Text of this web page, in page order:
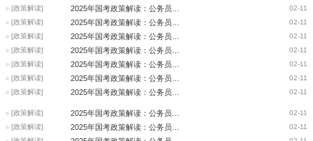
02-11
[政策解读]
02-11
[政策解读]
02-11
[政策解读]
02-11
[政策解读]
02-11
[政策解读]
02-11
[政策解读]
02-11
[政策解读]
02-11
[政策解读]
02-11
[政策解读]